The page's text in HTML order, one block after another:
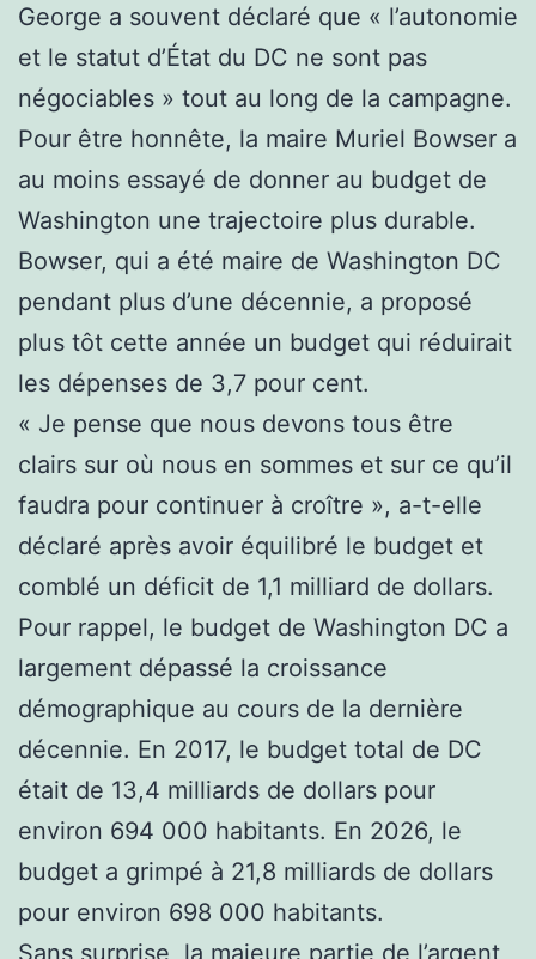
George a souvent déclaré que « l’autonomie
et le statut d’État du DC ne sont pas
négociables » tout au long de la campagne.
Pour être honnête, la maire Muriel Bowser a
au moins essayé de donner au budget de
Washington une trajectoire plus durable.
Bowser, qui a été maire de Washington DC
pendant plus d’une décennie, a proposé
plus tôt cette année un budget qui réduirait
les dépenses de 3,7 pour cent.
« Je pense que nous devons tous être
clairs sur où nous en sommes et sur ce qu’il
faudra pour continuer à croître », a-t-elle
déclaré après avoir équilibré le budget et
comblé un déficit de 1,1 milliard de dollars.
Pour rappel, le budget de Washington DC a
largement dépassé la croissance
démographique au cours de la dernière
décennie. En 2017, le budget total de DC
était de 13,4 milliards de dollars pour
environ 694 000 habitants. En 2026, le
budget a grimpé à 21,8 milliards de dollars
pour environ 698 000 habitants.
Sans surprise, la majeure partie de l’argent,